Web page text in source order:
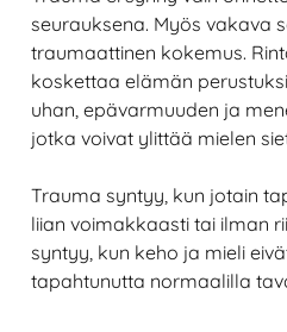
seurauksena. Myös vakava
traumaattinen kokemus.
koskettaa elämän
uhan, epävarmuuden ja
jotka voivat ylittää mielen
Trauma syntyy, kun jotain
liian voimakkaasti tai ilman
syntyy, kun keho ja mieli
tapahtunutta normaalilla